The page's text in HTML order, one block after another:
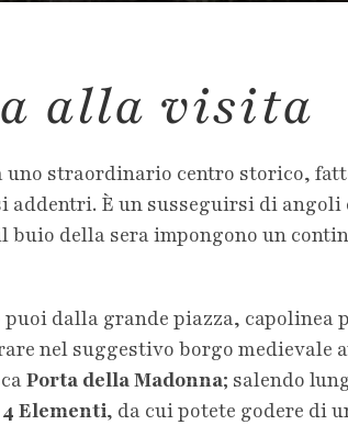
alla visita
uno straordinario centro storico,
addentri. È un susseguirsi di angoli
buio della sera impongono un
dalla grande piazza, capolinea
nel suggestivo borgo medievale
Porta della Madonna; salendo
4 Elementi, da cui potete godere di